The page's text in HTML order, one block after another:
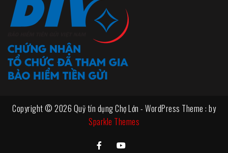
Copyright © 2026 Quỹ tín dụng Chợ Lớn - WordPress Theme : by
Sparkle Themes